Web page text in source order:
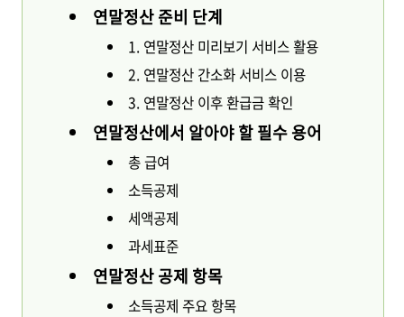
연말정산 준비 단계
1. 연말정산 미리보기 서비스 활용
2. 연말정산 간소화 서비스 이용
3. 연말정산 이후 환급금 확인
연말정산에서 알아야 할 필수 용어
총 급여
소득공제
세액공제
과세표준
연말정산 공제 항목
소득공제 주요 항목